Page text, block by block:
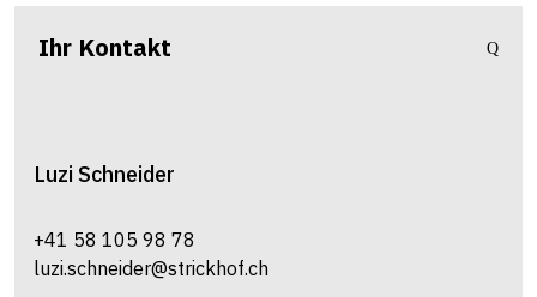
Ihr Kontakt
Luzi Schneider
+41 58 105 98 78
luzi.schneider@strickhof.ch